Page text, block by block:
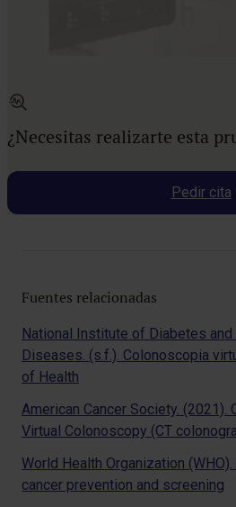
¿Necesitas realizarte esta
Pedir cita
Fuentes relacionadas
National Institute of Diabetes
Diseases. (s.f.). Colonoscopia
of Health
American Cancer Society. (2021).
Virtual Colonoscopy (CT
World Health Organization
cancer prevention and screening